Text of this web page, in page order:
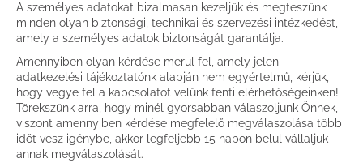
A személyes adatokat bizalmasan kezeljük és megteszünk
minden olyan biztonsági, technikai és szervezési intézkedést,
amely a személyes adatok biztonságát garantálja.
Amennyiben olyan kérdése merül fel, amely jelen
adatkezelési tájékoztatónk alapján nem egyértelmű, kérjük,
hogy vegye fel a kapcsolatot velünk fenti elérhetőségeinken!
Törekszünk arra, hogy minél gyorsabban válaszoljunk Önnek,
viszont amennyiben kérdése megfelelő megválaszolása több
időt vesz igénybe, akkor legfeljebb 15 napon belül vállaljuk
annak megválaszolását.